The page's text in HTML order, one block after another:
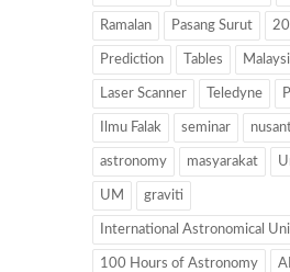
Ramalan Pasang Surut
Prediction Tables
Laser Scanner Teledyne
Ilmu Falak seminar
astronomy masyarakat
UM graviti
International Astronomical
100 Hours of Astronomy